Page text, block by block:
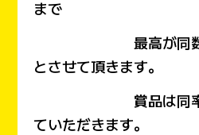
まで
最高が同数の場
とさせて頂きます。
賞品は同率の
ていただきます。